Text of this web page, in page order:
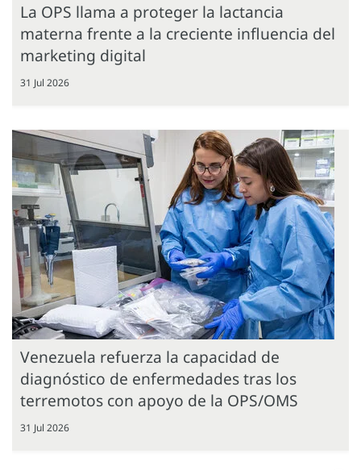
La OPS llama a proteger la lactancia
materna frente a la creciente influencia del
marketing digital
31 Jul 2026
Venezuela refuerza la capacidad de
diagnóstico de enfermedades tras los
terremotos con apoyo de la OPS/OMS
31 Jul 2026